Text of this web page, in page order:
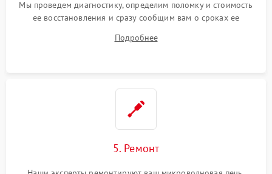
Мы проведем диагностику, определим поломку и стоимость
ее восстановления и сразу сообщим вам о сроках ее
Подробнее
5. Ремонт